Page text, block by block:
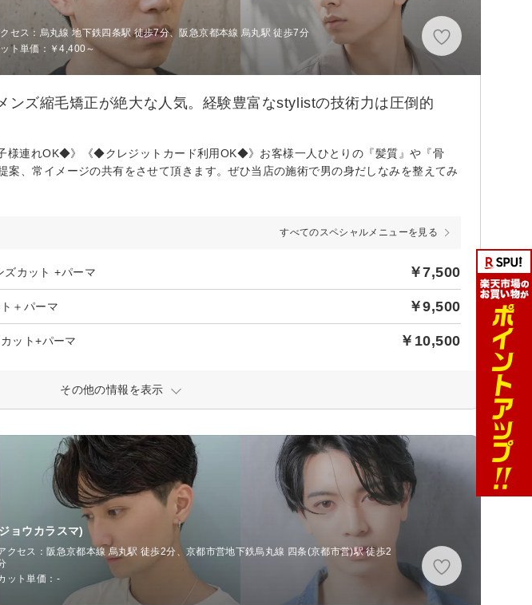
セス：烏丸線 地下鉄四条駅 徒歩7分、阪急京都本線 烏丸駅 徒歩7分
ト単価： ￥4,400～
ンズ縮毛矯正が絶大な人気。経験豊富なstylistの技術力は圧倒的
連れOK◆》《◆クレジットカード利用OK◆》お客様一人ひとりの『髪質』や『骨
案、常イメージの共有をさせて頂きます。ぜひ当店の施術で男の身だしなみを整えてみ
すべてのスペシャルメニューを見る
カット +パーマ ￥7,500
＋パーマ ￥9,500
ット+パーマ ￥10,500
その他の情報を表示
ョウカラスマ)
クセス：阪急京都本線 烏丸駅 徒歩2分、京都市営地下鉄烏丸線 四条(京都市営)駅 徒歩2
ット単価： -